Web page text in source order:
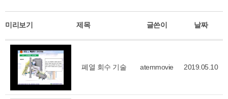
미리보기 제목 글쓴이 날짜
폐열 회수 기술 atemmovie 2019.05.10